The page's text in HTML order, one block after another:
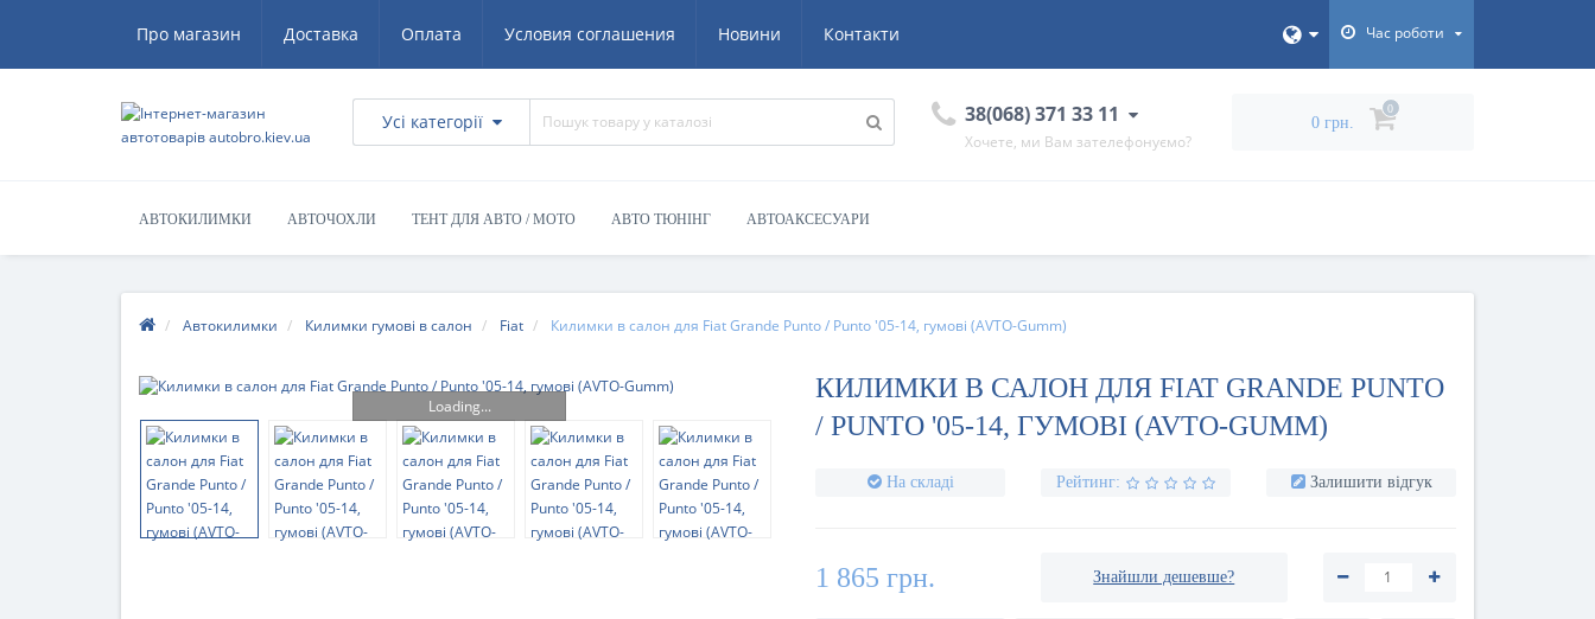
Про магазин Доставка Оплата Условия соглашения Новини Контакти Час роботи
Усі категорії 38(068) 371 33 11
Хочете, ми Вам зателефонуємо?
0 грн.
0
АВТОКИЛИМКИ АВТОЧОХЛИ ТЕНТ ДЛЯ АВТО / МОТО АВТО ТЮНІНГ АВТОАКСЕСУАРИ
Автокилимки Килимки гумові в салон Fiat Килимки в салон для Fiat Grande Punto / Punto '05-14, гумові (AVTO-Gumm)
Loading...
КИЛИМКИ В САЛОН ДЛЯ FIAT GRANDE PUNTO
/ PUNTO '05-14, ГУМОВІ (AVTO-GUMM)
На складі Рейтинг: Залишити відгук
1 865 грн. Знайшли дешевше?